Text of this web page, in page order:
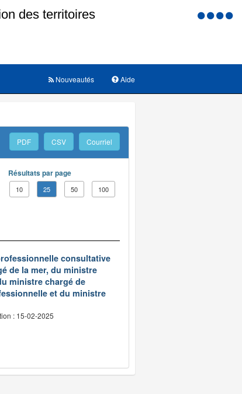
Menu
Aide
Nouveautés
PDF CSV Courriel
Résultats par page
10 25 50 100
consultative
de la mer, du ministre
ministre chargé de
et du ministre
: 15-02-2025